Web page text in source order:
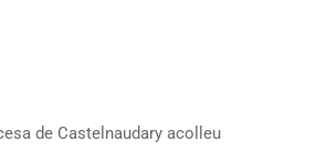
de Castelnaudary acolleu